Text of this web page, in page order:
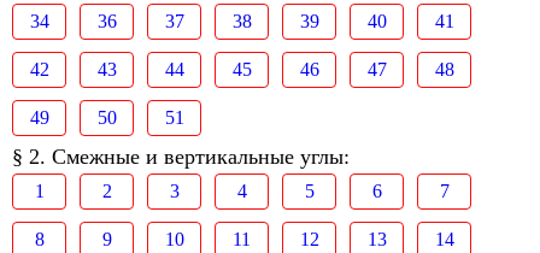
34 36 37 38 39 40 41
42 43 44 45 46 47 48
49 50 51
§ 2. Смежные и вертикальные углы:
1 2 3 4 5 6 7
8 9 10 11 12 13 14